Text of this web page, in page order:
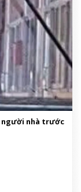
người nhà trước